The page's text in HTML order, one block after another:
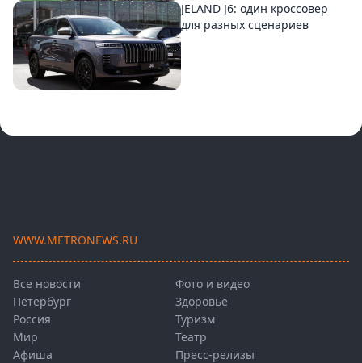
JELAND J6: один кроссовер
для разных сценариев
WWW.METRONEWS.RU
Все новости
Петербург
Россия
Мир
Афиша
Фото и видео
Здоровье
Туризм
Театр
Пресс-релизы